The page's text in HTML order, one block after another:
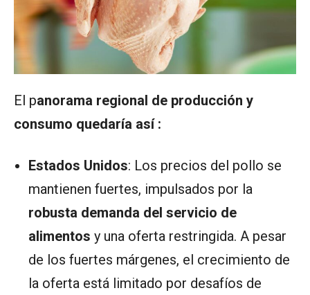
El panorama regional de producción y
consumo quedaría así :
Estados Unidos: Los precios del pollo se
mantienen fuertes, impulsados por la
robusta demanda del servicio de
alimentos y una oferta restringida. A pesar
de los fuertes márgenes, el crecimiento de
la oferta está limitado por desafíos de